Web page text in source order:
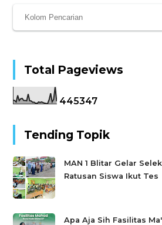
Total Pageviews
445347
Tending Topik
MAN 1 Blitar Gelar
Ratusan Siswa Ikut Tes
Apa Aja Sih Fasilitas